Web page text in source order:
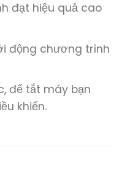
đạt hiệu quả cao
động chương trình
để tắt máy bạn
khiển.